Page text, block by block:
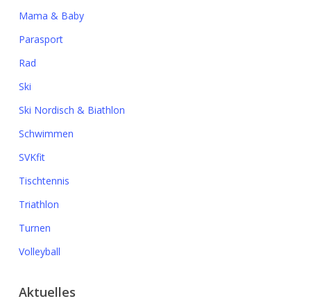
Mama & Baby
Parasport
Rad
Ski
Ski Nordisch & Biathlon
Schwimmen
SVKfit
Tischtennis
Triathlon
Turnen
Volleyball
Aktuelles